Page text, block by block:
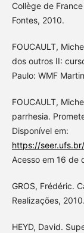
Collège de
Fontes, 2010.
FOUCAULT,
dos outros II:
Paulo: WMF
FOUCAULT,
parrhesia.
Disponível em:
https://
Acesso em 16 de
GROS, Frédéric.
Realizações, 2010.
HEYD, David.